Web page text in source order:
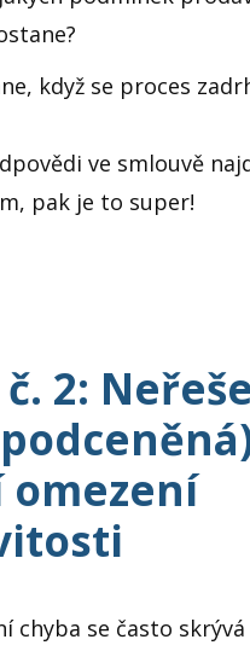
když se proces
ve smlouvě
pak je to super!
2:
omezení
chyba se často